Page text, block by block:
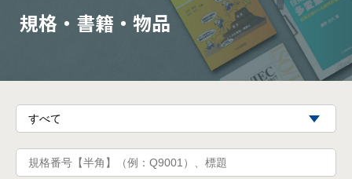
規格・書籍・物品